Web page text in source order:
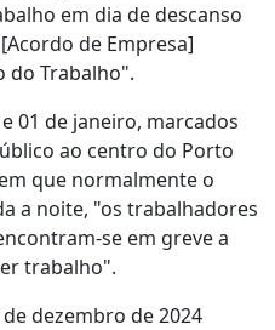
em dia de descanso
de Empresa]
do Trabalho".
01 de janeiro, marcados
ao centro do Porto
que normalmente o
a noite, "os trabalhadores
se em greve a
trabalho".
dezembro de 2024